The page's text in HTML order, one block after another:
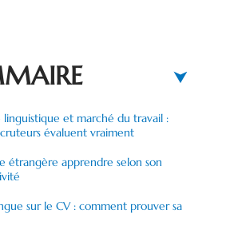
et marché du travail :
évaluent vraiment
étrangère apprendre selon son
sur le CV : comment prouver sa